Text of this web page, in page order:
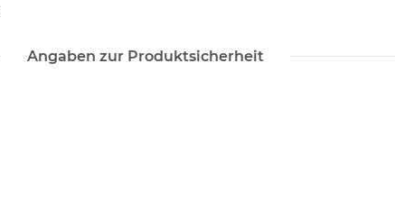
Angaben zur Produktsicherheit